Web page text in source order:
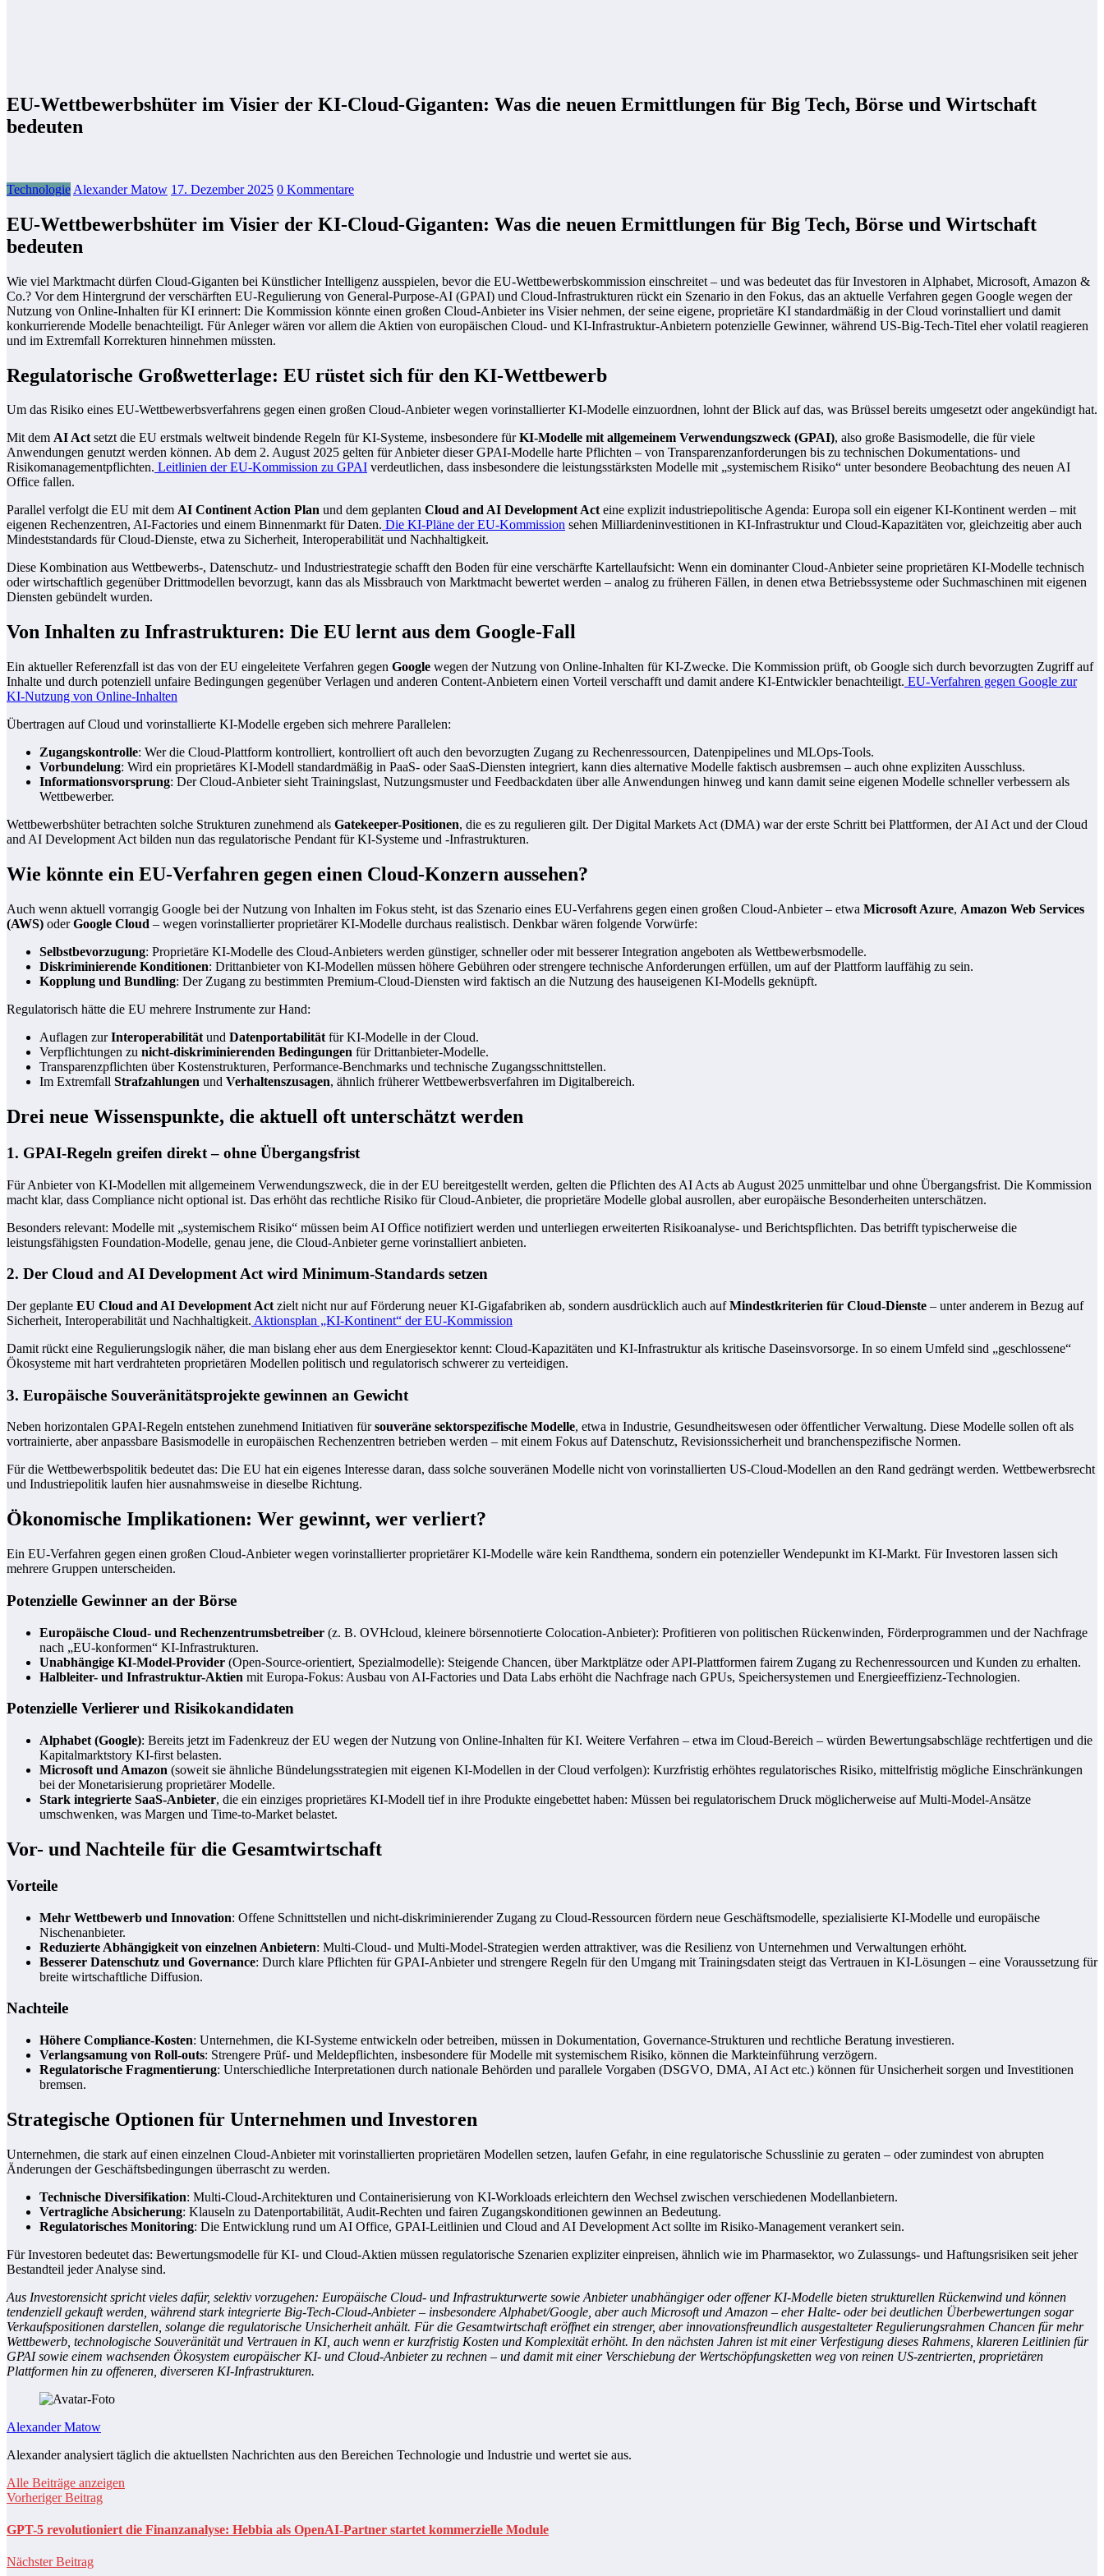
EU-Wettbewerbshüter im Visier der KI-Cloud-Giganten: Was die neuen Ermittlungen für Big Tech, Börse und Wirtschaft
bedeuten
Technologie Alexander Matow 17. Dezember 2025 0 Kommentare
EU-Wettbewerbshüter im Visier der KI-Cloud-Giganten: Was die neuen Ermittlungen für Big Tech, Börse und Wirtschaft
bedeuten
Wie viel Marktmacht dürfen Cloud-Giganten bei Künstlicher Intelligenz ausspielen, bevor die EU-Wettbewerbskommission einschreitet – und was bedeutet das für Investoren in Alphabet, Microsoft, Amazon &
Co.? Vor dem Hintergrund der verschärften EU-Regulierung von General-Purpose-AI (GPAI) und Cloud-Infrastrukturen rückt ein Szenario in den Fokus, das an aktuelle Verfahren gegen Google wegen der
Nutzung von Online-Inhalten für KI erinnert: Die Kommission könnte einen großen Cloud-Anbieter ins Visier nehmen, der seine eigene, proprietäre KI standardmäßig in der Cloud vorinstalliert und damit
konkurrierende Modelle benachteiligt. Für Anleger wären vor allem die Aktien von europäischen Cloud- und KI-Infrastruktur-Anbietern potenzielle Gewinner, während US-Big-Tech-Titel eher volatil reagieren
und im Extremfall Korrekturen hinnehmen müssten.
Regulatorische Großwetterlage: EU rüstet sich für den KI-Wettbewerb
Um das Risiko eines EU-Wettbewerbsverfahrens gegen einen großen Cloud-Anbieter wegen vorinstallierter KI-Modelle einzuordnen, lohnt der Blick auf das, was Brüssel bereits umgesetzt oder angekündigt hat.
Mit dem AI Actsetzt die EU erstmals weltweit bindende Regeln für KI-Systeme, insbesondere fürKI-Modelle mit allgemeinem Verwendungszweck (GPAI), also große Basismodelle, die für viele
Anwendungen genutzt werden können. Ab dem 2. August 2025 gelten für Anbieter dieser GPAI-Modelle harte Pflichten – von Transparenzanforderungen bis zu technischen Dokumentations- und
Risikomanagementpflichten. Leitlinien der EU-Kommission zu GPAI verdeutlichen, dass insbesondere die leistungsstärksten Modelle mit „systemischem Risiko“ unter besondere Beobachtung des neuen AI
Office fallen.
Parallel verfolgt die EU mit dem AI Continent Action Plan und dem geplanten Cloud and AI Development Acteine explizit industriepolitische Agenda: Europa soll ein eigener KI-Kontinent werden – mit
eigenen Rechenzentren, AI-Factories und einem Binnenmarkt für Daten. Die KI-Pläne der EU-Kommission sehen Milliardeninvestitionen in KI-Infrastruktur und Cloud-Kapazitäten vor, gleichzeitig aber auch
Mindeststandards für Cloud-Dienste, etwa zu Sicherheit, Interoperabilität und Nachhaltigkeit.
Diese Kombination aus Wettbewerbs-, Datenschutz- und Industriestrategie schafft den Boden für eine verschärfte Kartellaufsicht: Wenn ein dominanter Cloud-Anbieter seine proprietären KI-Modelle technisch
oder wirtschaftlich gegenüber Drittmodellen bevorzugt, kann das als Missbrauch von Marktmacht bewertet werden – analog zu früheren Fällen, in denen etwa Betriebssysteme oder Suchmaschinen mit eigenen
Diensten gebündelt wurden.
Von Inhalten zu Infrastrukturen: Die EU lernt aus dem Google-Fall
Ein aktueller Referenzfall ist das von der EU eingeleitete Verfahren gegen Google wegen der Nutzung von Online-Inhalten für KI-Zwecke. Die Kommission prüft, ob Google sich durch bevorzugten Zugriff auf
Inhalte und durch potenziell unfaire Bedingungen gegenüber Verlagen und anderen Content-Anbietern einen Vorteil verschafft und damit andere KI-Entwickler benachteiligt. EU-Verfahren gegen Google zur
KI-Nutzung von Online-Inhalten
Übertragen auf Cloud und vorinstallierte KI-Modelle ergeben sich mehrere Parallelen:
Zugangskontrolle: Wer die Cloud-Plattform kontrolliert, kontrolliert oft auch den bevorzugten Zugang zu Rechenressourcen, Datenpipelines und MLOps-Tools.
Vorbundelung: Wird ein proprietäres KI-Modell standardmäßig in PaaS- oder SaaS-Diensten integriert, kann dies alternative Modelle faktisch ausbremsen – auch ohne expliziten Ausschluss.
Informationsvorsprung: Der Cloud-Anbieter sieht Trainingslast, Nutzungsmuster und Feedbackdaten über alle Anwendungen hinweg und kann damit seine eigenen Modelle schneller verbessern als
Wettbewerber.
Wettbewerbshüter betrachten solche Strukturen zunehmend als Gatekeeper-Positionen, die es zu regulieren gilt. Der Digital Markets Act (DMA) war der erste Schritt bei Plattformen, der AI Act und der Cloud
and AI Development Act bilden nun das regulatorische Pendant für KI-Systeme und -Infrastrukturen.
Wie könnte ein EU-Verfahren gegen einen Cloud-Konzern aussehen?
Auch wenn aktuell vorrangig Google bei der Nutzung von Inhalten im Fokus steht, ist das Szenario eines EU-Verfahrens gegen einen großen Cloud-Anbieter – etwa Microsoft Azure, Amazon Web Services
(AWS) oderGoogle Cloud – wegen vorinstallierter proprietärer KI-Modelle durchaus realistisch. Denkbar wären folgende Vorwürfe:
Selbstbevorzugung: Proprietäre KI-Modelle des Cloud-Anbieters werden günstiger, schneller oder mit besserer Integration angeboten als Wettbewerbsmodelle.
Diskriminierende Konditionen: Drittanbieter von KI-Modellen müssen höhere Gebühren oder strengere technische Anforderungen erfüllen, um auf der Plattform lauffähig zu sein.
Kopplung und Bundling: Der Zugang zu bestimmten Premium-Cloud-Diensten wird faktisch an die Nutzung des hauseigenen KI-Modells geknüpft.
Regulatorisch hätte die EU mehrere Instrumente zur Hand:
Auflagen zurInteroperabilität und Datenportabilität für KI-Modelle in der Cloud.
Verpflichtungen zu nicht-diskriminierenden Bedingungen für Drittanbieter-Modelle.
Transparenzpflichten über Kostenstrukturen, Performance-Benchmarks und technische Zugangsschnittstellen.
Im Extremfall Strafzahlungen und Verhaltenszusagen, ähnlich früherer Wettbewerbsverfahren im Digitalbereich.
Drei neue Wissenspunkte, die aktuell oft unterschätzt werden
1. GPAI-Regeln greifen direkt – ohne Übergangsfrist
Für Anbieter von KI-Modellen mit allgemeinem Verwendungszweck, die in der EU bereitgestellt werden, gelten die Pflichten des AI Acts ab August 2025 unmittelbar und ohne Übergangsfrist. Die Kommission
macht klar, dass Compliance nicht optional ist. Das erhöht das rechtliche Risiko für Cloud-Anbieter, die proprietäre Modelle global ausrollen, aber europäische Besonderheiten unterschätzen.
Besonders relevant: Modelle mit „systemischem Risiko“ müssen beim AI Office notifiziert werden und unterliegen erweiterten Risikoanalyse- und Berichtspflichten. Das betrifft typischerweise die
leistungsfähigsten Foundation-Modelle, genau jene, die Cloud-Anbieter gerne vorinstalliert anbieten.
2. Der Cloud and AI Development Act wird Minimum-Standards setzen
Der geplante EU Cloud and AI Development Act zielt nicht nur auf Förderung neuer KI-Gigafabriken ab, sondern ausdrücklich auch aufMindestkriterien für Cloud-Dienste – unter anderem in Bezug auf
Sicherheit, Interoperabilität und Nachhaltigkeit. Aktionsplan „KI-Kontinent“ der EU-Kommission
Damit rückt eine Regulierungslogik näher, die man bislang eher aus dem Energiesektor kennt: Cloud-Kapazitäten und KI-Infrastruktur als kritische Daseinsvorsorge. In so einem Umfeld sind „geschlossene“
Ökosysteme mit hart verdrahteten proprietären Modellen politisch und regulatorisch schwerer zu verteidigen.
3. Europäische Souveränitätsprojekte gewinnen an Gewicht
Neben horizontalen GPAI-Regeln entstehen zunehmend Initiativen fürsouveräne sektorspezifische Modelle, etwa in Industrie, Gesundheitswesen oder öffentlicher Verwaltung. Diese Modelle sollen oft als
vortrainierte, aber anpassbare Basismodelle in europäischen Rechenzentren betrieben werden – mit einem Fokus auf Datenschutz, Revisionssicherheit und branchenspezifische Normen.
Für die Wettbewerbspolitik bedeutet das: Die EU hat ein eigenes Interesse daran, dass solche souveränen Modelle nicht von vorinstallierten US-Cloud-Modellen an den Rand gedrängt werden. Wettbewerbsrecht
und Industriepolitik laufen hier ausnahmsweise in dieselbe Richtung.
Ökonomische Implikationen: Wer gewinnt, wer verliert?
Ein EU-Verfahren gegen einen großen Cloud-Anbieter wegen vorinstallierter proprietärer KI-Modelle wäre kein Randthema, sondern ein potenzieller Wendepunkt im KI-Markt. Für Investoren lassen sich
mehrere Gruppen unterscheiden.
Potenzielle Gewinner an der Börse
Europäische Cloud- und Rechenzentrumsbetreiber (z. B. OVHcloud, kleinere börsennotierte Colocation-Anbieter): Profitieren von politischen Rückenwinden, Förderprogrammen und der Nachfrage
nach „EU-konformen“ KI-Infrastrukturen.
Unabhängige KI-Model-Provider (Open-Source-orientiert, Spezialmodelle): Steigende Chancen, über Marktplätze oder API-Plattformen fairem Zugang zu Rechenressourcen und Kunden zu erhalten.
Halbleiter- und Infrastruktur-Aktien mit Europa-Fokus: Ausbau von AI-Factories und Data Labs erhöht die Nachfrage nach GPUs, Speichersystemen und Energieeffizienz-Technologien.
Potenzielle Verlierer und Risikokandidaten
Alphabet (Google): Bereits jetzt im Fadenkreuz der EU wegen der Nutzung von Online-Inhalten für KI. Weitere Verfahren – etwa im Cloud-Bereich – würden Bewertungsabschläge rechtfertigen und die
Kapitalmarktstory KI-first belasten.
Microsoft und Amazon (soweit sie ähnliche Bündelungsstrategien mit eigenen KI-Modellen in der Cloud verfolgen): Kurzfristig erhöhtes regulatorisches Risiko, mittelfristig mögliche Einschränkungen
bei der Monetarisierung proprietärer Modelle.
Stark integrierte SaaS-Anbieter, die ein einziges proprietäres KI-Modell tief in ihre Produkte eingebettet haben: Müssen bei regulatorischem Druck möglicherweise auf Multi-Model-Ansätze
umschwenken, was Margen und Time-to-Market belastet.
Vor- und Nachteile für die Gesamtwirtschaft
Vorteile
Mehr Wettbewerb und Innovation: Offene Schnittstellen und nicht-diskriminierender Zugang zu Cloud-Ressourcen fördern neue Geschäftsmodelle, spezialisierte KI-Modelle und europäische
Nischenanbieter.
Reduzierte Abhängigkeit von einzelnen Anbietern: Multi-Cloud- und Multi-Model-Strategien werden attraktiver, was die Resilienz von Unternehmen und Verwaltungen erhöht.
Besserer Datenschutz und Governance: Durch klare Pflichten für GPAI-Anbieter und strengere Regeln für den Umgang mit Trainingsdaten steigt das Vertrauen in KI-Lösungen – eine Voraussetzung für
breite wirtschaftliche Diffusion.
Nachteile
Höhere Compliance-Kosten: Unternehmen, die KI-Systeme entwickeln oder betreiben, müssen in Dokumentation, Governance-Strukturen und rechtliche Beratung investieren.
Verlangsamung von Roll-outs: Strengere Prüf- und Meldepflichten, insbesondere für Modelle mit systemischem Risiko, können die Markteinführung verzögern.
Regulatorische Fragmentierung: Unterschiedliche Interpretationen durch nationale Behörden und parallele Vorgaben (DSGVO, DMA, AI Act etc.) können für Unsicherheit sorgen und Investitionen
bremsen.
Strategische Optionen für Unternehmen und Investoren
Unternehmen, die stark auf einen einzelnen Cloud-Anbieter mit vorinstallierten proprietären Modellen setzen, laufen Gefahr, in eine regulatorische Schusslinie zu geraten – oder zumindest von abrupten
Änderungen der Geschäftsbedingungen überrascht zu werden.
Technische Diversifikation: Multi-Cloud-Architekturen und Containerisierung von KI-Workloads erleichtern den Wechsel zwischen verschiedenen Modellanbietern.
Vertragliche Absicherung: Klauseln zu Datenportabilität, Audit-Rechten und fairen Zugangskonditionen gewinnen an Bedeutung.
Regulatorisches Monitoring: Die Entwicklung rund um AI Office, GPAI-Leitlinien und Cloud and AI Development Act sollte im Risiko-Management verankert sein.
Für Investoren bedeutet das: Bewertungsmodelle für KI- und Cloud-Aktien müssen regulatorische Szenarien expliziter einpreisen, ähnlich wie im Pharmasektor, wo Zulassungs- und Haftungsrisiken seit jeher
Bestandteil jeder Analyse sind.
Aus Investorensicht spricht vieles dafür, selektiv vorzugehen: Europäische Cloud- und Infrastrukturwerte sowie Anbieter unabhängiger oder offener KI-Modelle bieten strukturellen Rückenwind und können
tendenziell gekauft werden, während stark integrierte Big-Tech-Cloud-Anbieter – insbesondere Alphabet/Google, aber auch Microsoft und Amazon – eher Halte- oder bei deutlichen Überbewertungen sogar
Verkaufspositionen darstellen, solange die regulatorische Unsicherheit anhält. Für die Gesamtwirtschaft eröffnet ein strenger, aber innovationsfreundlich ausgestalteter Regulierungsrahmen Chancen für mehr
Wettbewerb, technologische Souveränität und Vertrauen in KI, auch wenn er kurzfristig Kosten und Komplexität erhöht. In den nächsten Jahren ist mit einer Verfestigung dieses Rahmens, klareren Leitlinien für
GPAI sowie einem wachsenden Ökosystem europäischer KI- und Cloud-Anbieter zu rechnen – und damit mit einer Verschiebung der Wertschöpfungsketten weg von reinen US-zentrierten, proprietären
Plattformen hin zu offeneren, diverseren KI-Infrastrukturen.
Alexander Matow
Alexander analysiert täglich die aktuellsten Nachrichten aus den Bereichen Technologie und Industrie und wertet sie aus.
Alle Beiträge anzeigen
Vorheriger Beitrag
GPT-5 revolutioniert die Finanzanalyse: Hebbia als OpenAI-Partner startet kommerzielle Module
Nächster Beitrag